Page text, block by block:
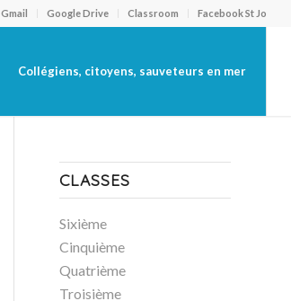
Gmail Google Drive Classroom Facebook St Jo
Collégiens, citoyens, sauveteurs en mer
CLASSES
Sixième
Cinquième
Quatrième
Troisième